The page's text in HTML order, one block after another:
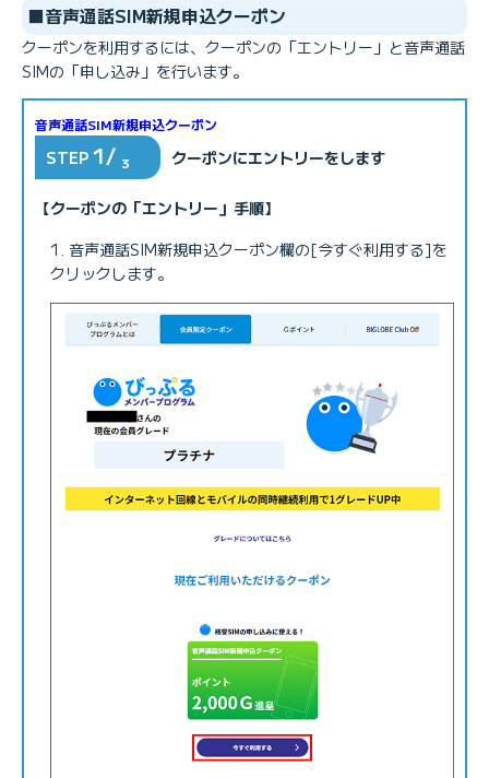
■音声通話SIM新規申込クーポン
クーポンを利用するには、クーポンの「エントリー」と音声通話
SIMの「申し込み」を行います。
音声通話SIM新規申込クーポン
STEP 1/ 3 クーポンにエントリーをします
【クーポンの「エントリー」手順】
音声通話SIM新規申込クーポン欄の[今すぐ利用する]を
クリックします。